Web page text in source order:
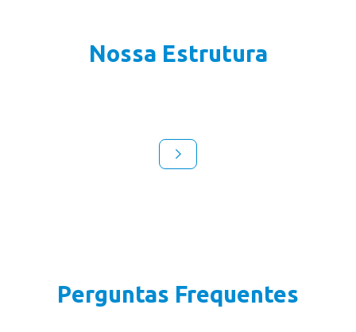
Nossa Estrutura
Perguntas Frequentes